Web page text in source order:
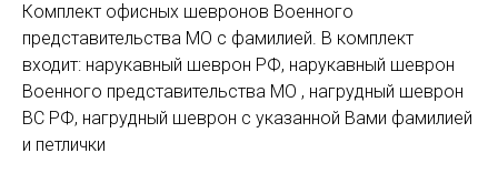
Комплект офисных шевронов Военного
представительства МО с фамилией. В комплект
входит: нарукавный шеврон РФ, нарукавный шеврон
Военного представительства МО , нагрудный шеврон
ВС РФ, нагрудный шеврон с указанной Вами фамилией
и петлички